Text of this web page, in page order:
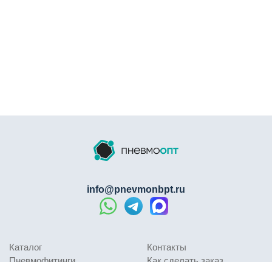
Каталог
Контакты
info@pnevmonbpt.ru